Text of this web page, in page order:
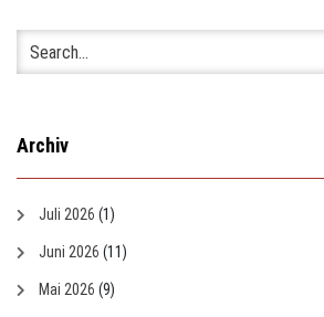
Archiv
Juli 2026 (1)
Juni 2026 (11)
Mai 2026 (9)